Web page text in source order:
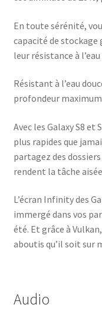
En toute sérénité,
capacité de
leur résistance à
Résistant à l’eau
profondeur maximum
Avec les Galaxy S8
plus rapides que
partagez des
rendent la tâche
L’écran Infinity des
immergé dans vos
été. Et grâce à
aboutis qu’il soit sur
Audio